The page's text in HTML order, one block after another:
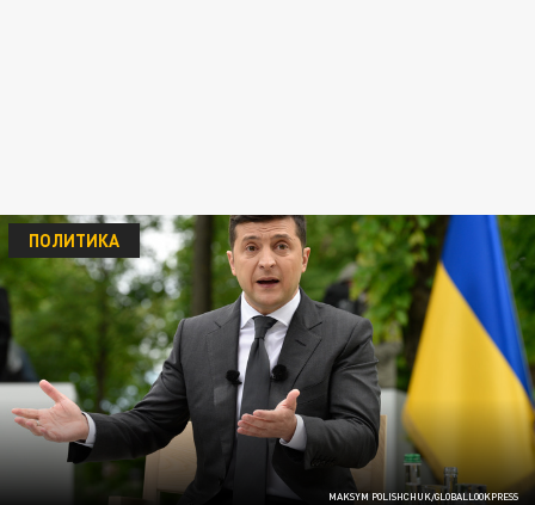
MAKSYM POLISHCHUK/GLOBALLOOKPRESS
ПОЛИТИКА